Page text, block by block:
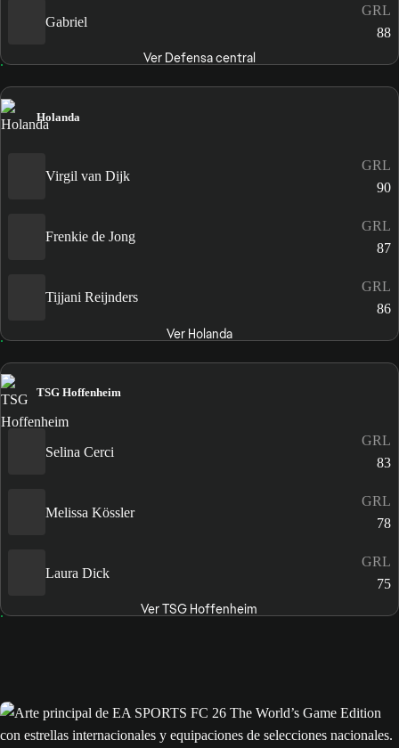
Gabriel
GRL
88
Ver Defensa central
Holanda
Virgil van Dijk
GRL
90
Frenkie de Jong
GRL
87
Tijjani Reijnders
GRL
86
Ver Holanda
TSG Hoffenheim
Selina Cerci
GRL
83
Melissa Kössler
GRL
78
Laura Dick
GRL
75
Ver TSG Hoffenheim